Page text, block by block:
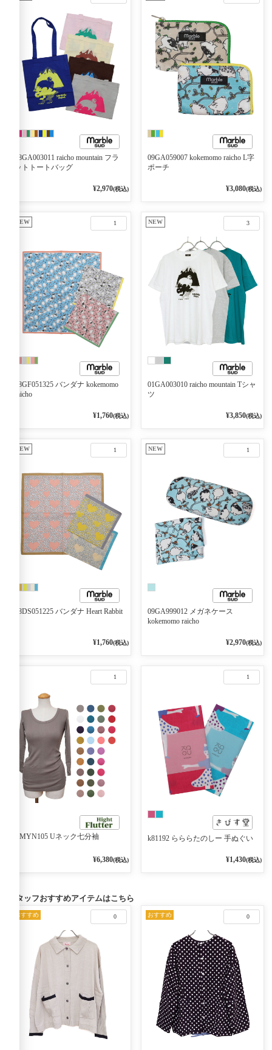
08GA003011 raicho mountain フラ
ットトートバッグ
¥2,970(税込)
09GA059007 kokemomo raicho L字
ポーチ
¥3,080(税込)
1
NEW
08GF051325 バンダナ kokemomo
raicho
¥1,760(税込)
3
NEW
01GA003010 raicho mountain Tシャ
ツ
¥3,850(税込)
1
NEW
08DS051225 バンダナ Heart Rabbit
¥1,760(税込)
1
NEW
09GA999012 メガネケース
kokemomo raicho
¥2,970(税込)
1
RMYN105 Uネック七分袖
¥6,380(税込)
1
k81192 らららたのしー 手ぬぐい
¥1,430(税込)
スタッフおすすめアイテムはこちら
0
おすすめ 0
おすすめ